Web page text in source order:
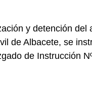
y detención
de Albacete, se
de Instrucción